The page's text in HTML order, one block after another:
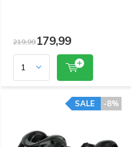
219,99179,99
-8%
SALE